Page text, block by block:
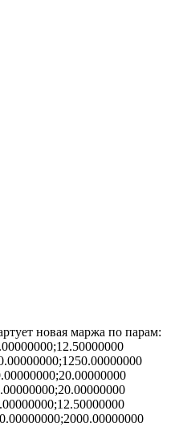
новая маржа по парам: